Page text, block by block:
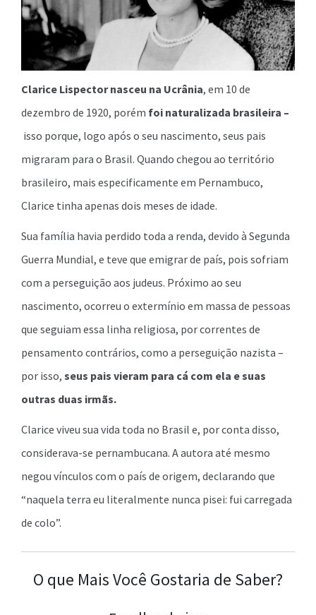
Clarice Lispector nasceu na Ucrânia, em 10 de
dezembro de 1920, porém foi naturalizada brasileira –
isso porque, logo após o seu nascimento, seus pais
migraram para o Brasil. Quando chegou ao território
brasileiro, mais especificamente em Pernambuco,
Clarice tinha apenas dois meses de idade.
Sua família havia perdido toda a renda, devido à Segunda
Guerra Mundial, e teve que emigrar de país, pois sofriam
com a perseguição aos judeus. Próximo ao seu
nascimento, ocorreu o extermínio em massa de pessoas
que seguiam essa linha religiosa, por correntes de
pensamento contrários, como a perseguição nazista –
por isso, seus pais vieram para cá com ela e suas
outras duas irmãs.
Clarice viveu sua vida toda no Brasil e, por conta disso,
considerava-se pernambucana. A autora até mesmo
negou vínculos com o país de origem, declarando que
“naquela terra eu literalmente nunca pisei: fui carregada
de colo”.
O que Mais Você Gostaria de Saber?